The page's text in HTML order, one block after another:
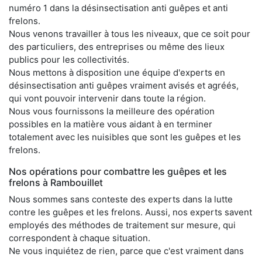
numéro 1 dans la désinsectisation anti guêpes et anti
frelons.
Nous venons travailler à tous les niveaux, que ce soit pour
des particuliers, des entreprises ou même des lieux
publics pour les collectivités.
Nous mettons à disposition une équipe d'experts en
désinsectisation anti guêpes vraiment avisés et agréés,
qui vont pouvoir intervenir dans toute la région.
Nous vous fournissons la meilleure des opération
possibles en la matière vous aidant à en terminer
totalement avec les nuisibles que sont les guêpes et les
frelons.
Nos opérations pour combattre les guêpes et les
frelons à Rambouillet
Nous sommes sans conteste des experts dans la lutte
contre les guêpes et les frelons. Aussi, nos experts savent
employés des méthodes de traitement sur mesure, qui
correspondent à chaque situation.
Ne vous inquiétez de rien, parce que c'est vraiment dans